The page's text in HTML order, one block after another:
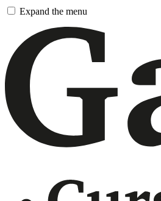
Pasar
contingut
principal
Expand the menu